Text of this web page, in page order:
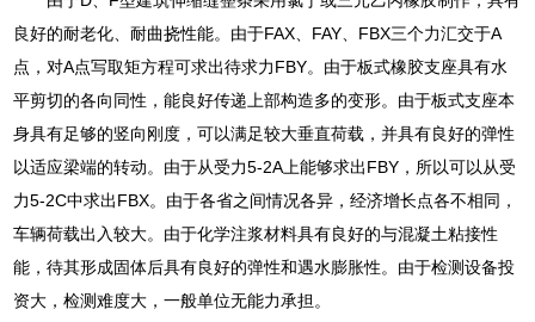
良好的耐老化、耐曲挠性能。由于FAX、FAY、FBX三个力汇交于A
点，对A点写取矩方程可求出待求力FBY。由于板式橡胶支座具有水
平剪切的各向同性，能良好传递上部构造多的变形。由于板式支座本
身具有足够的竖向刚度，可以满足较大垂直荷载，并具有良好的弹性
以适应梁端的转动。由于从受力5-2A上能够求出FBY，所以可以从受
力5-2C中求出FBX。由于各省之间情况各异，经济增长点各不相同，
车辆荷载出入较大。由于化学注浆材料具有良好的与混凝土粘接性
能，待其形成固体后具有良好的弹性和遇水膨胀性。由于检测设备投
资大，检测难度大，一般单位无能力承担。